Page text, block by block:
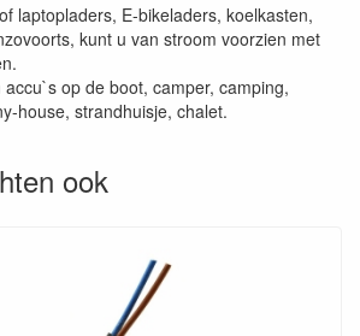
laptopladers, E-bikeladers, koelkasten,
kunt u van stroom voorzien met
op de boot, camper, camping,
house, strandhuisje, chalet.
ook